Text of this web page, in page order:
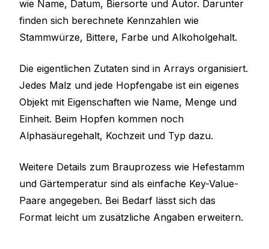
wie Name, Datum, Biersorte und Autor. Darunter
finden sich berechnete Kennzahlen wie
Stammwürze, Bittere, Farbe und Alkoholgehalt.
Die eigentlichen Zutaten sind in Arrays organisiert.
Jedes Malz und jede Hopfengabe ist ein eigenes
Objekt mit Eigenschaften wie Name, Menge und
Einheit. Beim Hopfen kommen noch
Alphasäuregehalt, Kochzeit und Typ dazu.
Weitere Details zum Brauprozess wie Hefestamm
und Gärtemperatur sind als einfache Key-Value-
Paare angegeben. Bei Bedarf lässt sich das
Format leicht um zusätzliche Angaben erweitern.